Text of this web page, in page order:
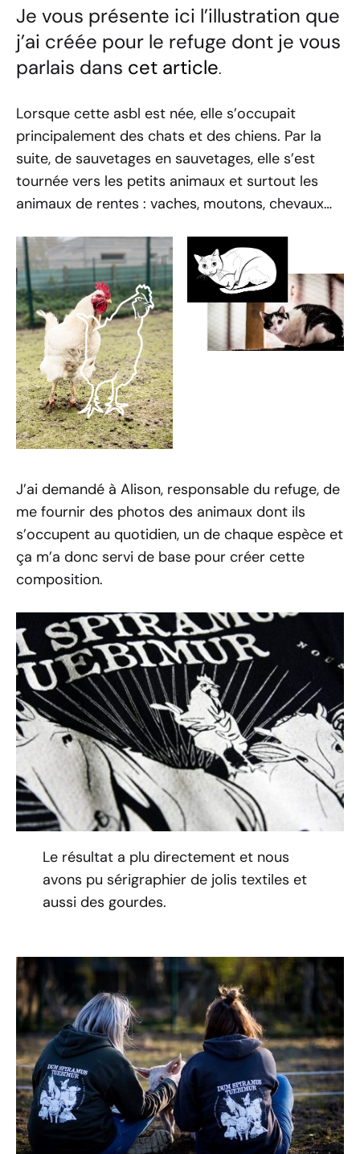
Je vous présente ici l’illustration que
j’ai créée pour le refuge dont je vous
parlais dans cet article.
Lorsque cette asbl est née, elle s’occupait
principalement des chats et des chiens. Par la
suite, de sauvetages en sauvetages, elle s’est
tournée vers les petits animaux et surtout les
animaux de rentes : vaches, moutons, chevaux…
J’ai demandé à Alison, responsable du refuge, de
me fournir des photos des animaux dont ils
s’occupent au quotidien, un de chaque espèce et
ça m’a donc servi de base pour créer cette
composition.
Le résultat a plu directement et nous
avons pu sérigraphier de jolis textiles et
aussi des gourdes.